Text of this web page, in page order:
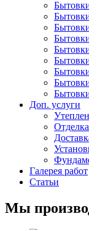
Доп. услуги
Отделка
Галерея работ
Статьи
Мы